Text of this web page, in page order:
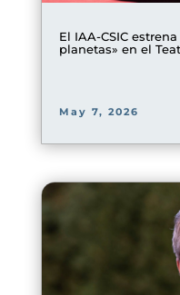
El IAA-CSIC
planetas» en el
May 7, 2026